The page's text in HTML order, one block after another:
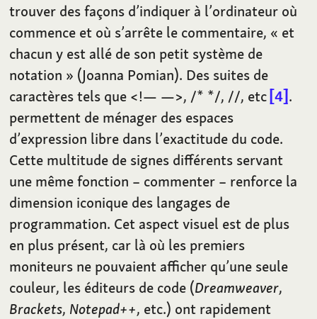
trouver des façons d’indiquer à l’ordinateur où
commence et où s’arrête le commentaire, « et
chacun y est allé de son petit système de
notation » (Joanna Pomian). Des suites de
caractères tels que <!— —>, /* */, //, etc 4 .
permettent de ménager des espaces
d’expression libre dans l’exactitude du code.
Cette multitude de signes différents servant
une même fonction – commenter – renforce la
dimension iconique des langages de
programmation. Cet aspect visuel est de plus
en plus présent, car là où les premiers
moniteurs ne pouvaient afficher qu’une seule
couleur, les éditeurs de code (Dreamweaver,
Brackets, Notepad++, etc.) ont rapidement